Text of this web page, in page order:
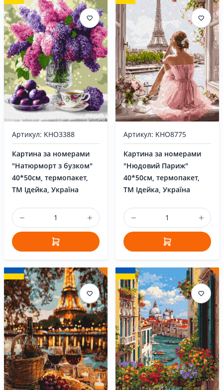
Артикул: KHO3388
Картина за номерами
"Натюрморт з бузком"
40*50см, термопакет,
ТМ Ідейка, Україна
Артикул: KHO8775
Картина за номерами
"Нюдовий Париж"
40*50см, термопакет,
ТМ Ідейка, Україна